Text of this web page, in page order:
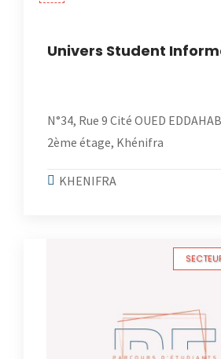
Univers Student
N°34, Rue 9 Cité OUED
2ème étage, Khénifra
KHENIFRA